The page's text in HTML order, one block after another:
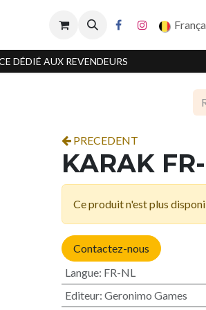
DÉDIÉ AUX REVENDEURS
PRECEDENT
KARAK
Ce produit n'est plus
Contactez-nous
Langue: FR-NL
Editeur: Geronimo Games